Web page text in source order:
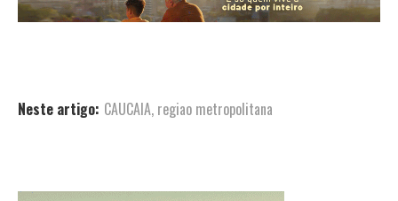
Neste artigo: CAUCAIA, regiao metropolitana